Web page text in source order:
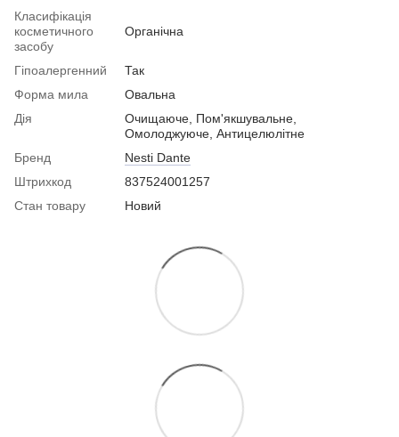
Класифікація
косметичного
засобу
Органічна
Гіпоалергенний
Так
Форма мила
Овальна
Дія
Очищаюче, Пом'якшувальне,
Омолоджуюче, Антицелюлітне
Бренд
Nesti Dante
Штрихкод
837524001257
Стан товару
Новий